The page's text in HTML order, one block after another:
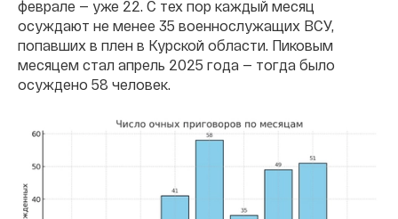
феврале — уже 22. С тех пор каждый месяц
осуждают не менее 35 военнослужащих ВСУ,
попавших в плен в Курской области. Пиковым
месяцем стал апрель 2025 года — тогда было
осуждено 58 человек.